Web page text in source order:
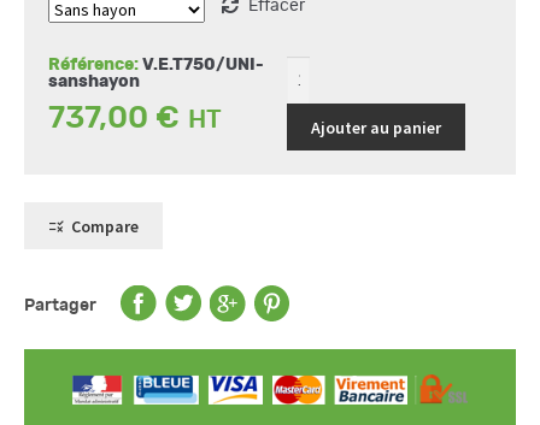
Effacer
Référence: V.E.T750/UNI-
sanshayon
737,00 €
fioul,
Ajouter au panier
Compare
Partager